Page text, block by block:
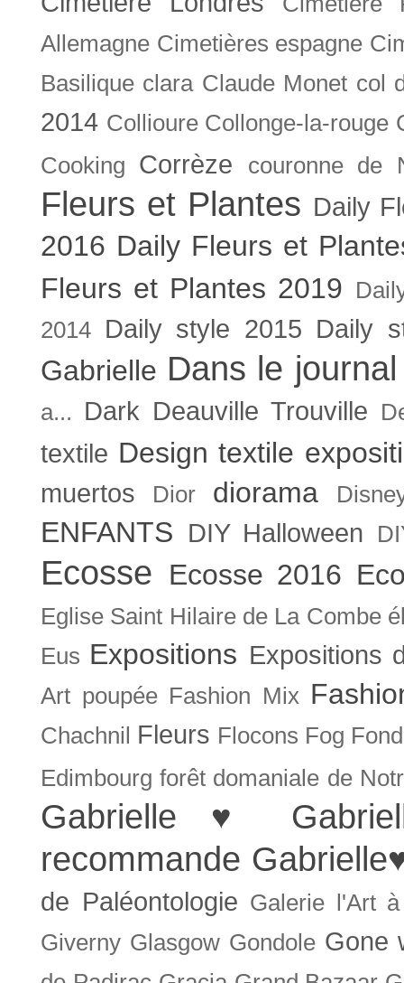
Allemagne Cimetières espagne
Basilique clara Claude Monet col
2014 Collioure Collonge-la-rouge
Cooking
Corrèze couronne de
Fleurs et Plantes Daily
2016 Daily Fleurs et
Fleurs et Plantes 2019
2014
Daily style 2015 Daily
Gabrielle Dans le journal
a... Dark Deauville Trouville
textile Design textile
muertos Dior diorama
ENFANTS DIY Halloween
Ecosse Ecosse 2016
Eglise Saint Hilaire de La Combe
Eus Expositions Expositions
Art poupée Fashion Mix
Chachnil Fleurs Flocons Fog
Edimbourg forêt domaniale de
Gabrielle ♥
recommande
de Paléontologie Galerie l'Art
Giverny Glasgow Gondole Gone